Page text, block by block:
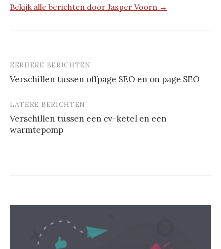
Bekijk alle berichten door Jasper Voorn →
Berichtnavigatie
EERDERE BERICHTEN
Verschillen tussen offpage SEO en on page SEO
LATERE BERICHTEN
Verschillen tussen een cv-ketel en een
warmtepomp